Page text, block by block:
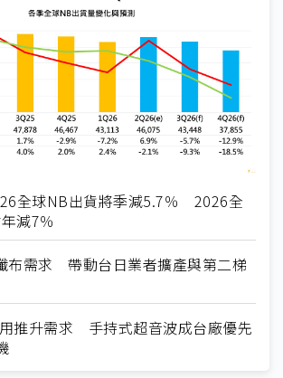
全球NB出貨將季減5.7％ 2026全
減7％
布需求 帶動台日業者擴產與第二梯
推升需求 手持式超音波成台廠優先